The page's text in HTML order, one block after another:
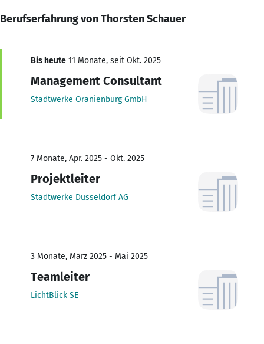
Berufserfahrung von Thorsten Schauer
Bis heute 11 Monate, seit Okt. 2025
Management Consultant
Stadtwerke Oranienburg GmbH
7 Monate, Apr. 2025 - Okt. 2025
Projektleiter
Stadtwerke Düsseldorf AG
3 Monate, März 2025 - Mai 2025
Teamleiter
LichtBlick SE